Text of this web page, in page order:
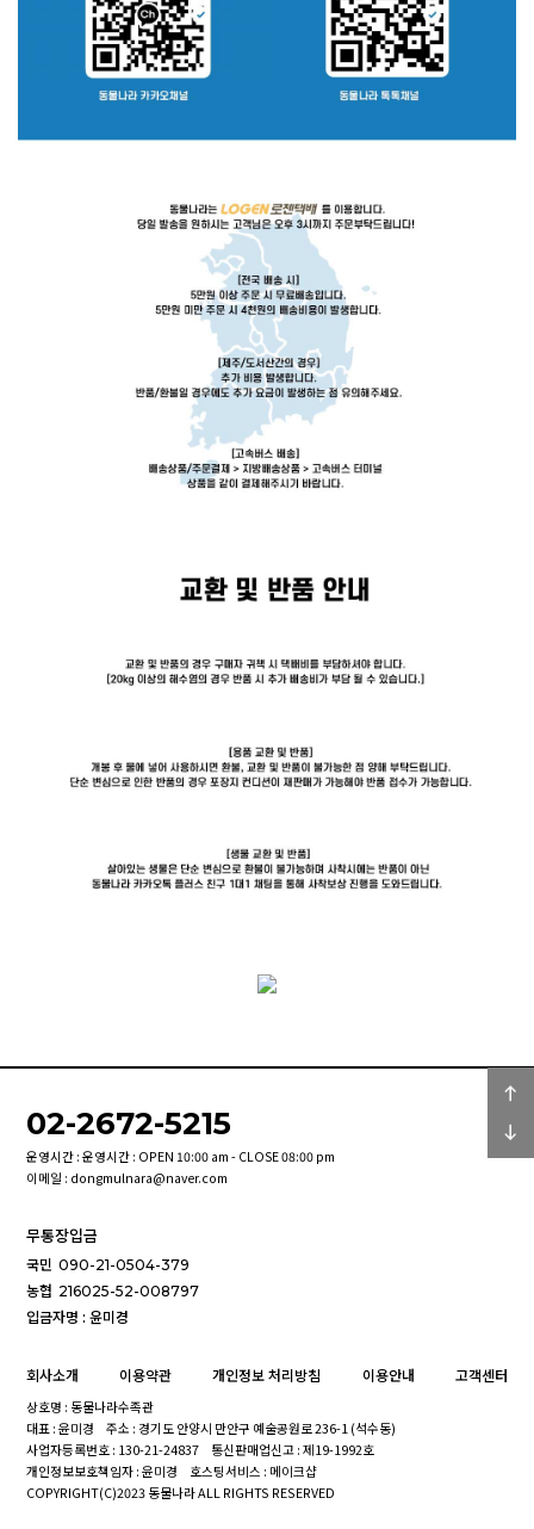
02-2672-5215
운영시간 : 운영시간 : OPEN 10:00 am - CLOSE 08:00 pm
이메일 : dongmulnara@naver.com
무통장입금
국민 090-21-0504-379
농협 216025-52-008797
입금자명 : 윤미경
회사소개 이용약관 개인정보 처리방침 이용안내 고객센터
상호명 : 동물나라수족관
대표 : 윤미경
주소 : 경기도 안양시 만안구 예술공원로 236-1 (석수동)
사업자등록번호 : 130-21-24837
통신판매업신고 : 제19-1992호
개인정보보호책임자 : 윤미경
호스팅서비스 : 메이크샵
COPYRIGHT(C)2023 동물나라 ALL RIGHTS RESERVED